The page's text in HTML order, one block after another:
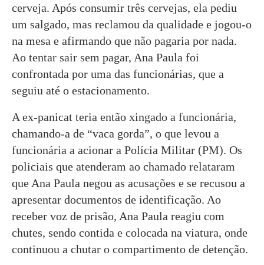
cerveja. Após consumir três cervejas, ela pediu
um salgado, mas reclamou da qualidade e jogou-o
na mesa e afirmando que não pagaria por nada.
Ao tentar sair sem pagar, Ana Paula foi
confrontada por uma das funcionárias, que a
seguiu até o estacionamento.
A ex-panicat teria então xingado a funcionária,
chamando-a de “vaca gorda”, o que levou a
funcionária a acionar a Polícia Militar (PM). Os
policiais que atenderam ao chamado relataram
que Ana Paula negou as acusações e se recusou a
apresentar documentos de identificação. Ao
receber voz de prisão, Ana Paula reagiu com
chutes, sendo contida e colocada na viatura, onde
continuou a chutar o compartimento de detenção.